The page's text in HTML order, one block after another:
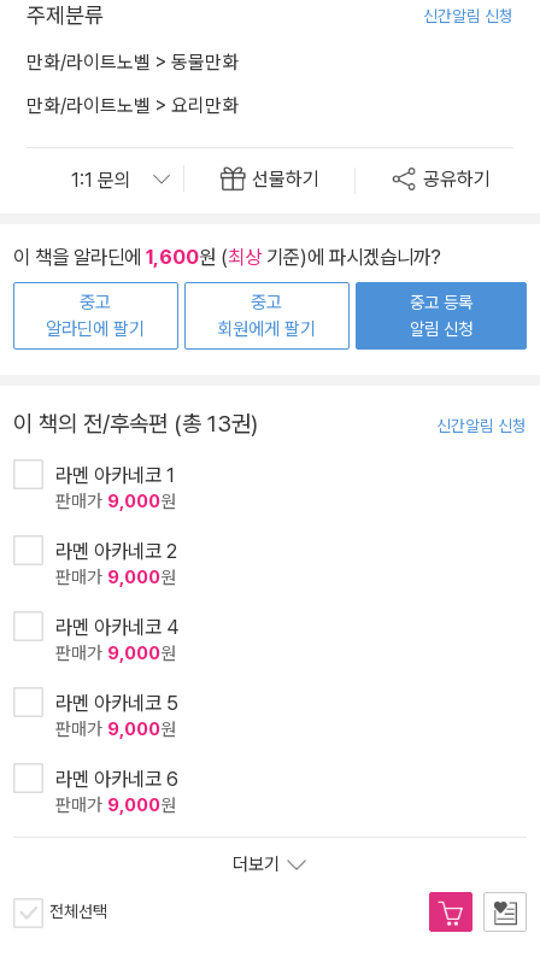
주제분류 신간알림 신청
만화/라이트노벨 > 동물만화
만화/라이트노벨 > 요리만화
선물하기 공유하기
이 책을 알라딘에 1,600원 (최상기준)에 파시겠습니까?
중고
알라딘에 팔기
중고
회원에게 팔기
중고 등록
알림 신청
이 책의 전/후속편 (총 13권) 신간알림 신청
라멘 아카네코 1
판매가 9,000원
라멘 아카네코 2
판매가 9,000원
라멘 아카네코 4
판매가 9,000원
라멘 아카네코 5
판매가 9,000원
라멘 아카네코 6
판매가 9,000원
더보기
전체선택